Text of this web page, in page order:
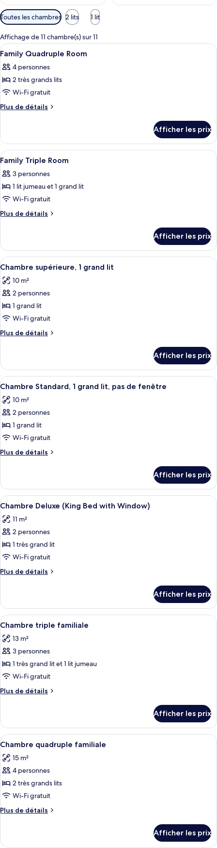
Filtres
disponibles
pour
les
chambres
Toutes les chambres 2 lits 1 lit
Affichage de 11 chambre(s) sur 11
Afficher
toutes
les
photos
pour
ce
chambre :
Family
Quadruple
Room
Coffre-fort, rideaux
2
Family Quadruple Room
4 personnes
2 très grands lits
Wi-Fi gratuit
Plus de détails
Plus
Family
Quadruple
Room
Afficher les prix
Afficher
toutes
les
photos
pour
ce
chambre :
Family
Triple
Room
Coffre-fort, rideaux
7
Family Triple Room
3 personnes
1 lit jumeau et 1 grand lit
Wi-Fi gratuit
Plus de détails
Plus
Family
Triple
Room
Afficher les prix
Afficher
toutes
les
photos
pour
ce
type
de
Chambre
supérieure,
1
grand
lit
Une chambre d’hôtel comprenant
13
Chambre supérieure, 1 grand lit
10 m²
2 personnes
1 grand lit
Wi-Fi gratuit
Plus de détails
Plus
Chambre
supérieure,
1
lit
Afficher les prix
Afficher
toutes
les
photos
pour
ce
type
de
Chambre
Standard,
1
grand
lit,
pas
de
fenêtre
Une chambre d’hôtel comprenant
10
Chambre Standard, 1 grand lit, pas de fenêtre
10 m²
2 personnes
1 grand lit
Wi-Fi gratuit
Plus de détails
Plus
Chambre
Standard,
1
lit,
pas
fenêtre
Afficher les prix
Afficher
toutes
les
photos
pour
ce
type
de
Chambre
Deluxe
(King
Bed
with
Window)
Une chambre d’hôtel comprenant
11
Chambre Deluxe (King Bed with Window)
11 m²
2 personnes
1 très grand lit
Wi-Fi gratuit
Plus de détails
Plus
Chambre
Deluxe
(King
with
Window)
Afficher les prix
Afficher
toutes
les
photos
pour
ce
type
de
Chambre
triple
familiale
Une chambre d’hôtel avec deux lits,
11
Chambre triple familiale
13 m²
3 personnes
1 très grand lit et 1 lit jumeau
Wi-Fi gratuit
Plus de détails
Plus
Chambre
triple
familiale
Afficher les prix
Afficher
toutes
les
photos
pour
ce
type
de
Chambre
Une chambre d’hôtel avec deux lits,
12
Chambre quadruple familiale
15 m²
4 personnes
2 très grands lits
Wi-Fi gratuit
Plus de détails
Plus
Chambre
Afficher les prix